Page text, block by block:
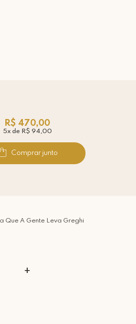
R$ 470,00
5x de R$ 94,00
Comprar junto
Que A Gente Leva Greghi
+